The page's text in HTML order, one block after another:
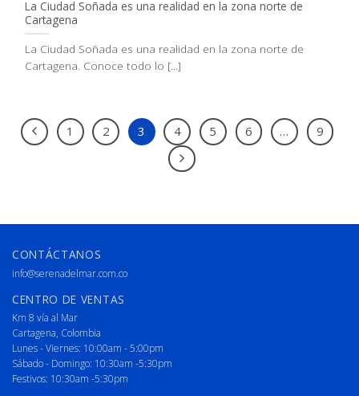
La Ciudad Soñada es una realidad en la zona norte de
Cartagena
La Ciudad Soñada es una realidad en la zona norte de
Cartagena. Conoce todo lo [...]
1 2 3 4 5 6 … 9
CONTÁCTANOS
info@serenadelmar.com.co
CENTRO DE VENTAS
Km 8 vía al Mar
Cartagena, Colombia
Lunes - Viernes: 10:00am - 5:00pm
Sábado - Domingo: 10:30am -5:30pm
Festivos: 10:30am -5:30pm